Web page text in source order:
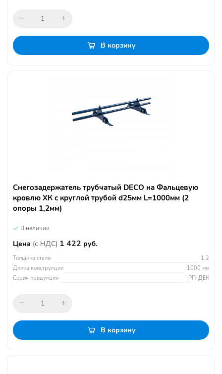
В корзину
Снегозадержатель трубчатый DECO на Фальцевую
кровлю ХК с круглой трубой d25мм L=1000мм (2
опоры 1,2мм)
В наличии
Цена (с НДС) 1 422 руб.
Толщина стали
1,2
Длина конструкции
1000 мм
Серия продукции
РП-ДЕК
В корзину